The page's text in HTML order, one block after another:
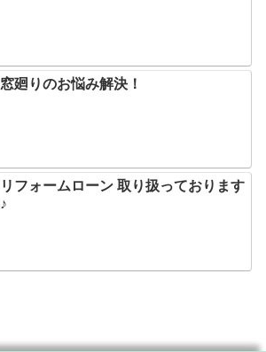
窓廻りのお悩み解決！
リフォームローン 取り扱っております
♪